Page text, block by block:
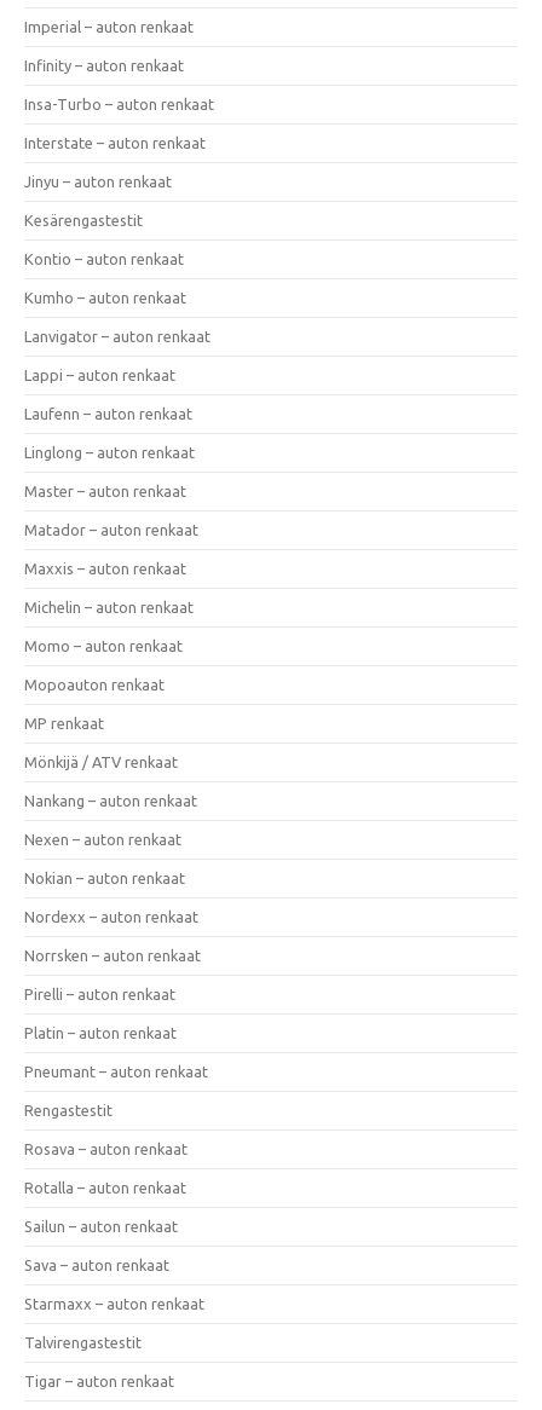
Imperial – auton renkaat
Infinity – auton renkaat
Insa-Turbo – auton renkaat
Interstate – auton renkaat
Jinyu – auton renkaat
Kesärengastestit
Kontio – auton renkaat
Kumho – auton renkaat
Lanvigator – auton renkaat
Lappi – auton renkaat
Laufenn – auton renkaat
Linglong – auton renkaat
Master – auton renkaat
Matador – auton renkaat
Maxxis – auton renkaat
Michelin – auton renkaat
Momo – auton renkaat
Mopoauton renkaat
MP renkaat
Mönkijä / ATV renkaat
Nankang – auton renkaat
Nexen – auton renkaat
Nokian – auton renkaat
Nordexx – auton renkaat
Norrsken – auton renkaat
Pirelli – auton renkaat
Platin – auton renkaat
Pneumant – auton renkaat
Rengastestit
Rosava – auton renkaat
Rotalla – auton renkaat
Sailun – auton renkaat
Sava – auton renkaat
Starmaxx – auton renkaat
Talvirengastestit
Tigar – auton renkaat